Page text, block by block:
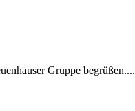
Gruppe begrüßen....